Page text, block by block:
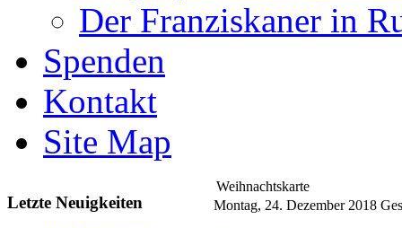
Der Franziskaner in
Spenden
Kontakt
Site Map
Letzte Neuigkeiten
Weihnachtskarte
Montag, 24. Dezember 2018